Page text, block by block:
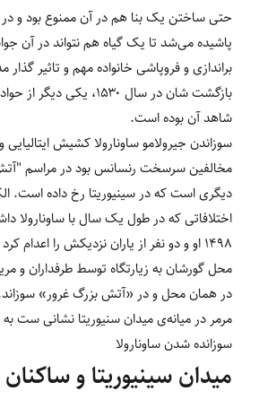
حتی ساختن یک بنا هم در آن ممنوع بود و
پاشیده می‌شد تا یک گیاه هم نتواند در آن
بازگشت شان در سال ۱۵۳۰،
شاهد آن بوده است.
سوزاندن جیرولامو ساونارولا کشیش ایتالیایی
مخالفین سرسخت رنسانس بود در مراسم
دیگری است که در سینیوریتا رخ داده است.
اختلافاتی که در طول یک سال با ساونارولا
۱۴۹۸ او و دو نفر از یاران نزدیکش را اعدام
محل گورشان به زیارتگاه توسط طرفداران و
در همان محل و در «آتش بزرگ غرور»
مرمر در میانه‌ی میدان سنیوریتا نشانی ست
سوزانده شدن ساونارولا
میدان سینیوریتا و